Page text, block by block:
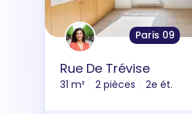
Paris 09
Rue De Trévise
31 m² 2 pièces 2e ét.